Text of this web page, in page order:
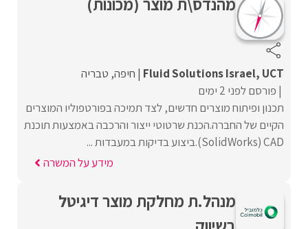
Fluid Solutions Israel, UCT חיפה טבריה
פורסם לפני 2 ימים
תכנון ופיתוח מוצרים חדשים, לצד תמיכה בפורטפוליו המוצרים
הקיים של החברה.הכנת שרטוטי ייצור והרכבה באמצעות תוכנת
CAD ‏(SolidWorks).ביצוע בדיקות במעבדות ...
מידע על המשרה
מנהל.ת מחלקת מוצר דיגיטל